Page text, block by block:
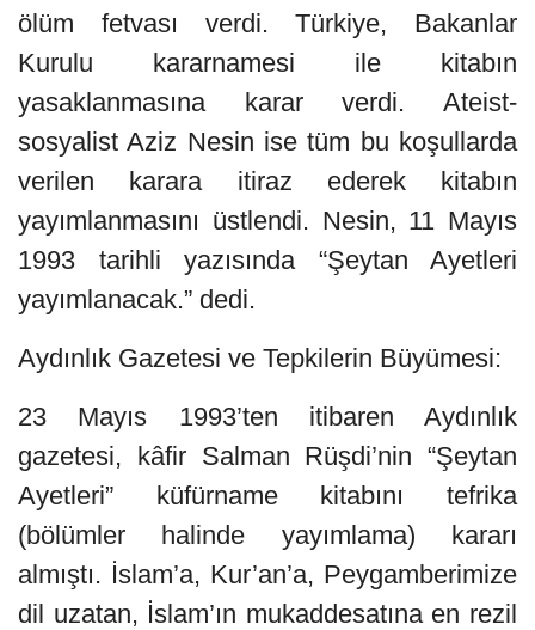
ölüm fetvası verdi. Türkiye, Bakanlar
Kurulu kararnamesi ile kitabın
yasaklanmasına karar verdi. Ateist-
sosyalist Aziz Nesin ise tüm bu koşullarda
verilen karara itiraz ederek kitabın
yayımlanmasını üstlendi. Nesin, 11 Mayıs
1993 tarihli yazısında “Şeytan Ayetleri
yayımlanacak.” dedi.
Aydınlık Gazetesi ve Tepkilerin Büyümesi:
23 Mayıs 1993’ten itibaren Aydınlık
gazetesi, kâfir Salman Rüşdi’nin “Şeytan
Ayetleri” küfürname kitabını tefrika
(bölümler halinde yayımlama) kararı
almıştı. İslam’a, Kur’an’a, Peygamberimize
dil uzatan, İslam’ın mukaddesatına en rezil